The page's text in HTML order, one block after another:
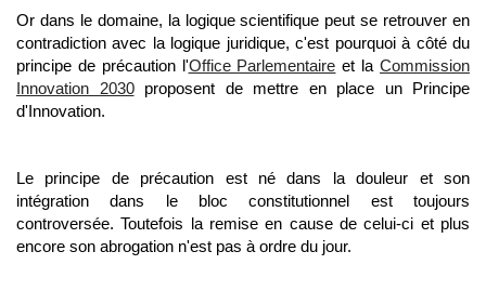
Or dans le domaine, la logique scientifique peut se retrouver en
contradiction avec la logique juridique, c'est pourquoi à côté du
principe de précaution l'Office Parlementaire et laCommission
Innovation 2030proposent de mettre en place un Principe
d'Innovation.
Le principe de précaution est né dans la douleur et son
intégration dans le bloc constitutionnel est toujours
controversée. Toutefois la remise en cause de celui-ci et plus
encore son abrogation n'est pas à ordre du jour.